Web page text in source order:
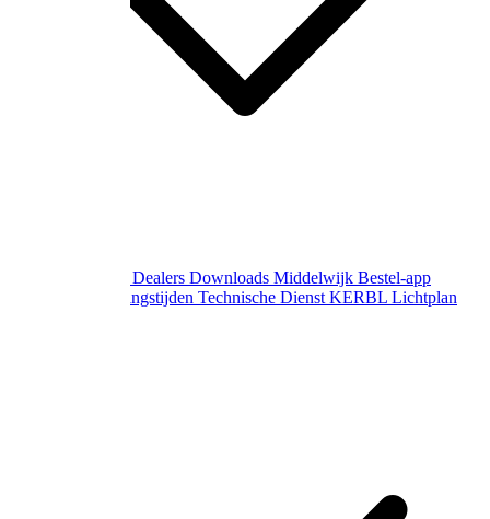
Dealers Downloads Middelwijk Bestel-app
Gewijzigde openingstijden Technische Dienst KERBL Lichtplan